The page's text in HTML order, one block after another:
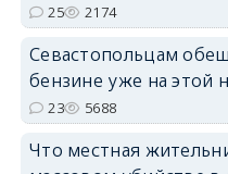
25 2174
Севастопольцам
бензине уже на этой
23 5688
Что местная